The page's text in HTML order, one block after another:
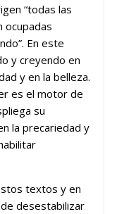
“todas las
ocupadas
En este
y creyendo en
y en la belleza.
es el motor de
su
la precariedad y
textos y en
desestabilizar